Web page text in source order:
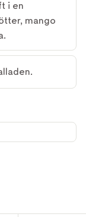
i en
mango